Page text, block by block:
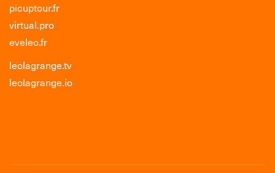
picuptour.fr
virtual.pro
eveleo.fr
leolagrange.tv
leolagrange.io